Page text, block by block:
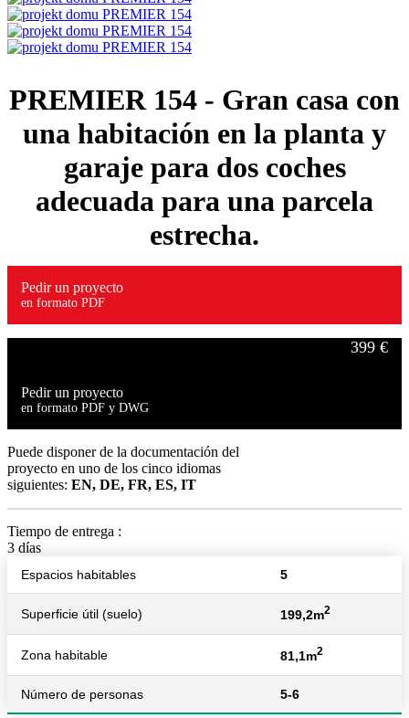
PREMIER 154 - Gran casa con
una habitación en la planta y
garaje para dos coches
adecuada para una parcela
estrecha.
Pedir un proyecto
en formato PDF
399 €
Pedir un proyecto
en formato PDF y DWG
Puede disponer de la documentación del
proyecto en uno de los cinco idiomas
siguientes: EN, DE, FR, ES, IT
Tiempo de entrega :
3 días
Espacios habitables 5
Superficie útil (suelo) 199,2m2
Zona habitable 81,1m2
Número de personas 5-6